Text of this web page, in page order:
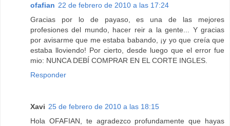
ofafian 22 de febrero de 2010 a las 17:24
Gracias por lo de payaso, es una de las mejores
profesiones del mundo, hacer reir a la gente... Y gracias
por avisarme que me estaba babando, ¡y yo que creía que
estaba lloviendo! Por cierto, desde luego que el error fue
mio: NUNCA DEBÍ COMPRAR EN EL CORTE INGLES.
Responder
Xavi 25 de febrero de 2010 a las 18:15
Hola OFAFIAN, te agradezco profundamente que hayas